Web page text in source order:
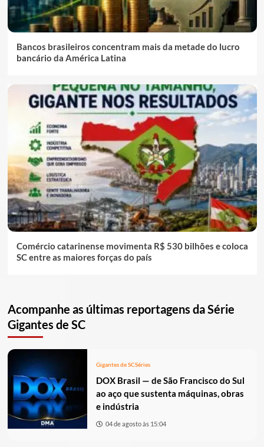
Bancos brasileiros concentram mais da metade do lucro
bancário da América Latina
Comércio catarinense movimenta R$ 530 bilhões e coloca
SC entre as maiores forças do país
Acompanhe as últimas reportagens da Série
Gigantes de SC
Gigantes de SCSéries
DOX Brasil — de São Francisco do Sul
ao aço que sustenta máquinas, obras
e indústria
04 de agosto às 15:04